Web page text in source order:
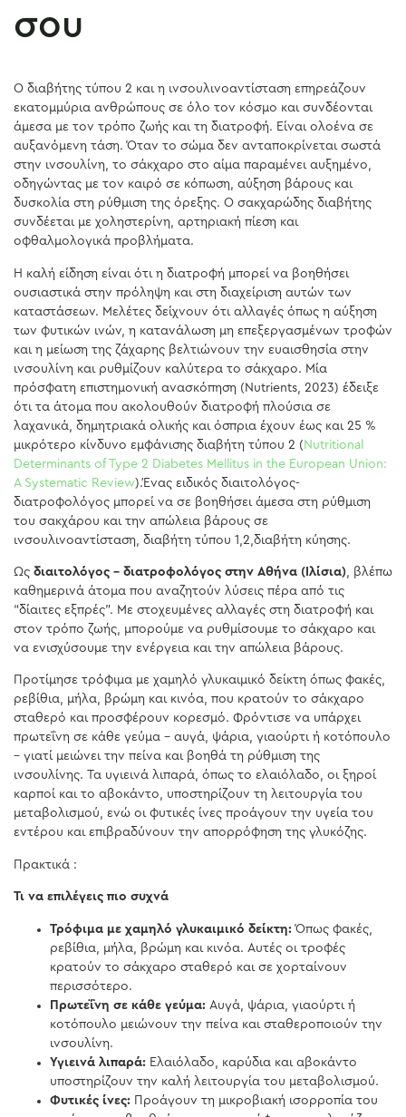
σου
Ο διαβήτης τύπου 2 και η ινσουλινοαντίσταση επηρεάζουν
εκατομμύρια ανθρώπους σε όλο τον κόσμο και συνδέονται
άμεσα με τον τρόπο ζωής και τη διατροφή. Είναι ολοένα σε
αυξανόμενη τάση. Όταν το σώμα δεν ανταποκρίνεται σωστά
στην ινσουλίνη, το σάκχαρο στο αίμα παραμένει αυξημένο,
οδηγώντας με τον καιρό σε κόπωση, αύξηση βάρους και
δυσκολία στη ρύθμιση της όρεξης. Ο σακχαρώδης διαβήτης
συνδέεται με χοληστερίνη, αρτηριακή πίεση και
οφθαλμολογικά προβλήματα.
Η καλή είδηση είναι ότι η διατροφή μπορεί να βοηθήσει
ουσιαστικά στην πρόληψη και στη διαχείριση αυτών των
καταστάσεων. Μελέτες δείχνουν ότι αλλαγές όπως η αύξηση
των φυτικών ινών, η κατανάλωση μη επεξεργασμένων τροφών
και η μείωση της ζάχαρης βελτιώνουν την ευαισθησία στην
ινσουλίνη και ρυθμίζουν καλύτερα το σάκχαρο. Μία
πρόσφατη επιστημονική ανασκόπηση (Nutrients, 2023) έδειξε
ότι τα άτομα που ακολουθούν διατροφή πλούσια σε
λαχανικά, δημητριακά ολικής και όσπρια έχουν έως και 25 %
μικρότερο κίνδυνο εμφάνισης διαβήτη τύπου 2 ( Nutritional
Determinants of Type 2 Diabetes Mellitus in the European Union:
A Systematic Review).Ένας ειδικός διαιτολόγος-
διατροφολόγος μπορεί να σε βοηθήσει άμεσα στη ρύθμιση
του σακχάρου και την απώλεια βάρους σε
ινσουλινοαντίσταση, διαβήτη τύπου 1,2,διαβήτη κύησης.
Ως διαιτολόγος – διατροφολόγος στην Αθήνα (Ιλίσια), βλέπω
καθημερινά άτομα που αναζητούν λύσεις πέρα από τις
“δίαιτες εξπρές”. Με στοχευμένες αλλαγές στη διατροφή και
στον τρόπο ζωής, μπορούμε να ρυθμίσουμε το σάκχαρο και
να ενισχύσουμε την ενέργεια και την απώλεια βάρους.
Προτίμησε τρόφιμα με χαμηλό γλυκαιμικό δείκτη όπως φακές,
ρεβίθια, μήλα, βρώμη και κινόα, που κρατούν το σάκχαρο
σταθερό και προσφέρουν κορεσμό. Φρόντισε να υπάρχει
πρωτεΐνη σε κάθε γεύμα – αυγά, ψάρια, γιαούρτι ή κοτόπουλο
– γιατί μειώνει την πείνα και βοηθά τη ρύθμιση της
ινσουλίνης. Τα υγιεινά λιπαρά, όπως το ελαιόλαδο, οι ξηροί
καρποί και το αβοκάντο, υποστηρίζουν τη λειτουργία του
μεταβολισμού, ενώ οι φυτικές ίνες προάγουν την υγεία του
εντέρου και επιβραδύνουν την απορρόφηση της γλυκόζης.
Πρακτικά :
Τι να επιλέγεις πιο συχνά
Τρόφιμα με χαμηλό γλυκαιμικό δείκτη: Όπως φακές,
ρεβίθια, μήλα, βρώμη και κινόα. Αυτές οι τροφές
κρατούν το σάκχαρο σταθερό και σε χορταίνουν
περισσότερο.
Πρωτεΐνη σε κάθε γεύμα: Αυγά, ψάρια, γιαούρτι ή
κοτόπουλο μειώνουν την πείνα και σταθεροποιούν την
ινσουλίνη.
Υγιεινά λιπαρά: Ελαιόλαδο, καρύδια και αβοκάντο
υποστηρίζουν την καλή λειτουργία του μεταβολισμού.
Φυτικές ίνες: Προάγουν τη μικροβιακή ισορροπία του